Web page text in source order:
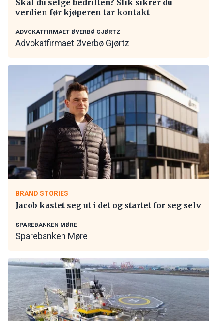
Skal du selge bedriften? Slik sikrer du
verdien før kjøperen tar kontakt
ADVOKATFIRMAET ØVERBØ GJØRTZ
Advokatfirmaet Øverbø Gjørtz
BRAND STORIES
Jacob kastet seg ut i det og startet for seg selv
SPAREBANKEN MØRE
Sparebanken Møre